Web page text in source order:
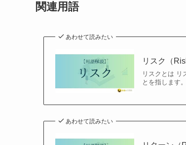
関連用語
あわせて読みたい
リスク（
リスクとは リ
とを指します
あわせて読みたい